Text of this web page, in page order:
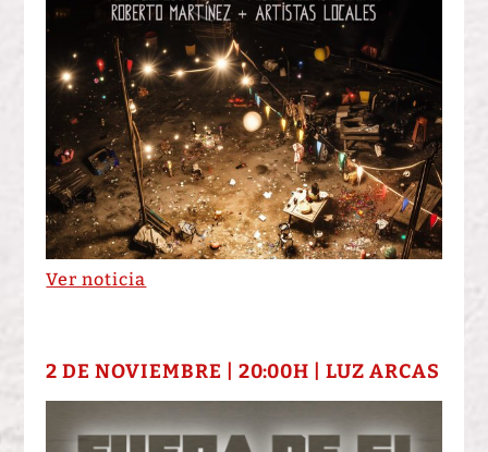
Ver noticia
2 DE NOVIEMBRE | 20:00H | LUZ ARCAS